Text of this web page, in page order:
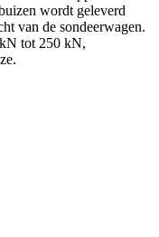
wordt geleverd
van de sondeerwagen.
tot 250 kN,